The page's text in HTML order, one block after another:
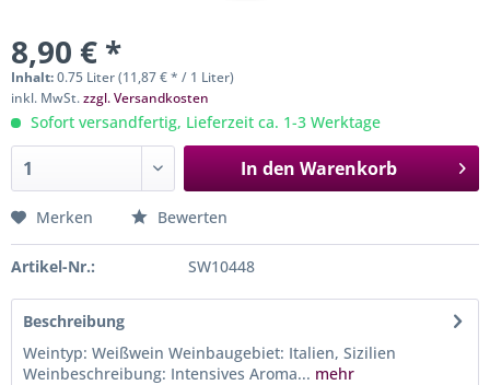
8,90 € *
Inhalt:0.75 Liter (11,87 € * / 1 Liter)
inkl. MwSt.zzgl. Versandkosten
Sofort versandfertig, Lieferzeit ca. 1-3 Werktage
In den Warenkorb
Merken Bewerten
Artikel-Nr.: SW10448
Beschreibung
Weintyp: Weißwein Weinbaugebiet: Italien, Sizilien
Weinbeschreibung: Intensives Aroma... mehr